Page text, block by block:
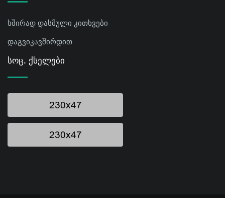
ხშირად დასმული კითხვები
დაგვიკავშირდით
Სოც. Ქსელები